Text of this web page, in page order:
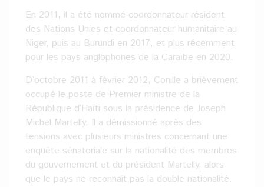
En 2011, il a été nommé coordonnateur résident
des Nations Unies et coordonnateur humanitaire au
Niger, puis au Burundi en 2017, et plus récemment
pour les pays anglophones de la Caraïbe en 2020.
D’octobre 2011 à février 2012, Conille a brièvement
occupé le poste de Premier ministre de la
République d’Haïti sous la présidence de Joseph
Michel Martelly. Il a démissionné après des
tensions avec plusieurs ministres concernant une
enquête sénatoriale sur la nationalité des membres
du gouvernement et du président Martelly, alors
que le pays ne reconnaît pas la double nationalité.